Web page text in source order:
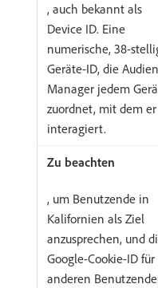
, auch bekannt als
Device ID. Eine
numerische, 38-
Geräte-ID, die
Manager jedem
zuordnet, mit dem er
interagiert.
, um Benutzende in
Kalifornien als Ziel
anzusprechen, und
Google-Cookie-ID
anderen